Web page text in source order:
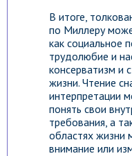
В итоге,
по Миллеру
как социальное
трудолюбие и
консерватизм и
жизни. Чтение
интерпретации
понять свои
требования, а
областях жизни
внимание или